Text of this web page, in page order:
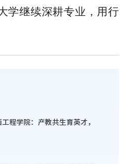
学继续深耕专业，用行
程学院：产教共生育英才，